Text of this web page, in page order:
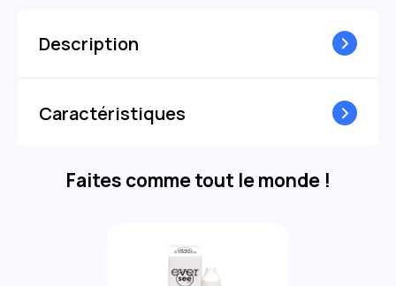
Description
Caractéristiques
Faites comme tout le monde !